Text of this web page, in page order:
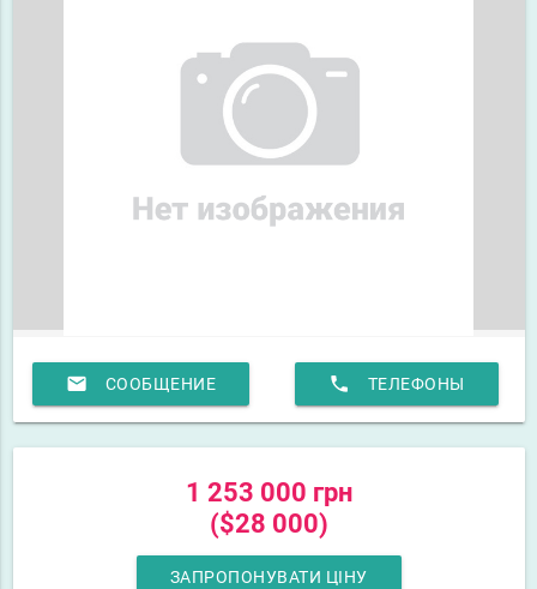
email СООБЩЕНИЕ phone ТЕЛЕФОНЫ
1 253 000 грн
($28 000)
ЗАПРОПОНУВАТИ ЦІНУ